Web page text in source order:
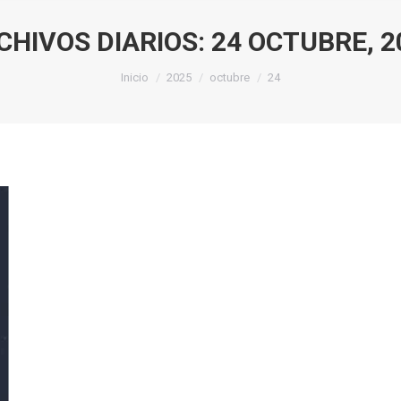
DIARIOS: 24 OCTUBRE,
Estás aquí:
Inicio 2025 octubre 24